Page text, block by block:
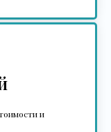
и